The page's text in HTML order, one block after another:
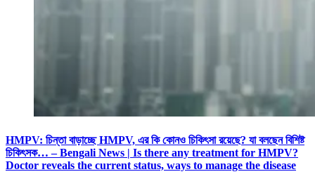
HMPV: চিন্তা বাড়াচ্ছে HMPV, এর কি কোনও চিকিৎসা রয়েছে? যা বলছেন বিশিষ্ট
চিকিৎসক… – Bengali News | Is there any treatment for HMPV?
Doctor reveals the current status, ways to manage the disease